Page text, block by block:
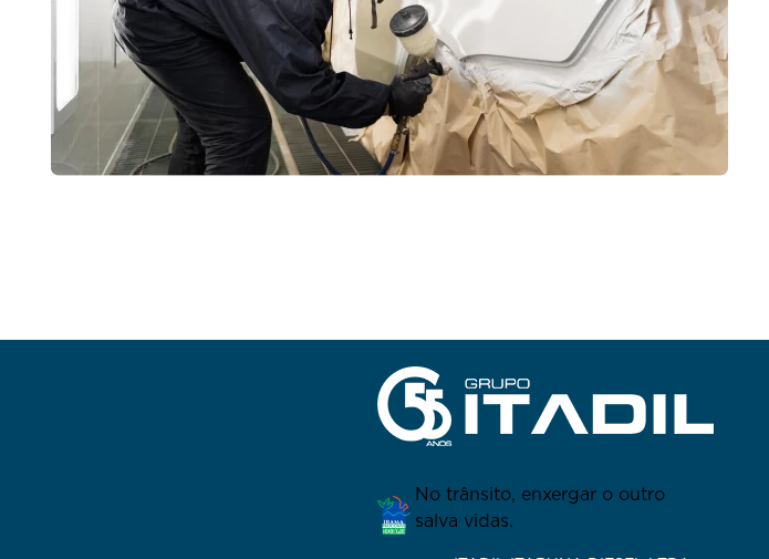
No trânsito, enxergar o outro
salva vidas.